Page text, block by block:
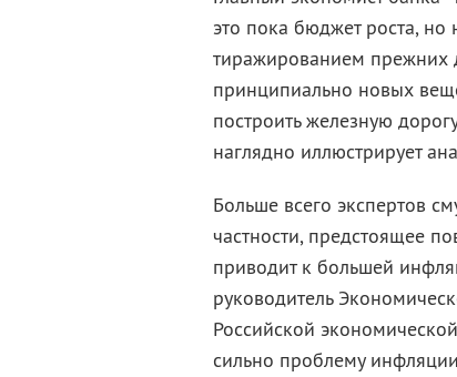
это пока бюджет роста, но
тиражированием прежних
принципиально новых
построить железную
наглядно иллюстрирует
Больше всего экспертов
частности, предстоящее
приводит к большей
руководитель
Российской
сильно проблему